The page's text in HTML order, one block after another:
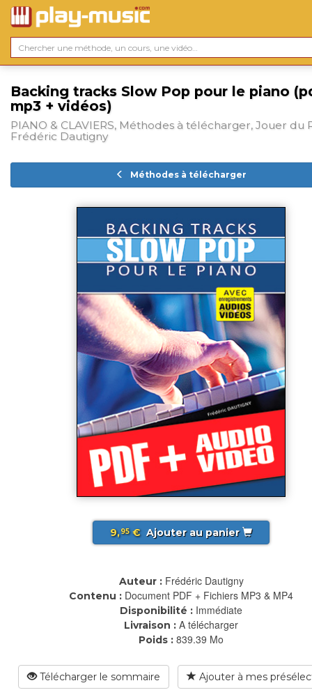
Backing tracks Slow Pop pour le piano
mp3 + vidéos)
PIANO & CLAVIERS, Méthodes à télécharger, Jouer du
Frédéric Dautigny
Méthodes à télécharger
9,95€ Ajouter au panier
Auteur : Frédéric Dautigny
Contenu : Document PDF + Fichiers MP3 & MP4
Disponibilité : Immédiate
Livraison : A télécharger
Poids : 839.39 Mo
Télécharger le sommaire Ajouter à mes